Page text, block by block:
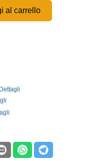
al carrello
Dettagli